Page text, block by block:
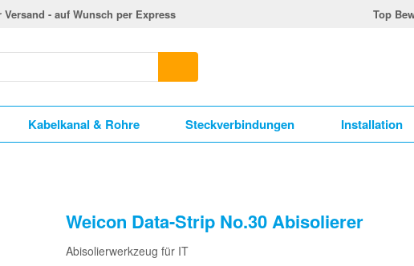
Versand - auf Wunsch per Express Top
Kabelkanal & Rohre Steckverbindungen Installation
Weicon Data-Strip No.30 Abisolierer
Abisolierwerkzeug für IT